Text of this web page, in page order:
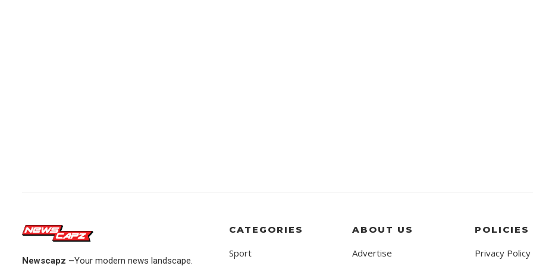
Newscapz –Your modern news landscape.
CATEGORIES
Sport
ABOUT US
Advertise
POLICIES
Privacy Policy